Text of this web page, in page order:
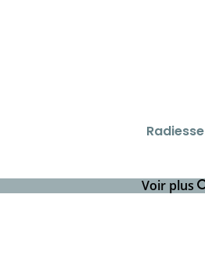
Radiesse
Voir plus